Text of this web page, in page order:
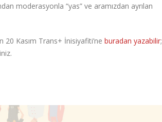
moderasyonla “yas” ve aramızdan ayrılan
20 Kasım Trans+ İnisiyafiti’ne buradan yazabilir;